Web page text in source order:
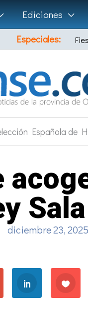
Ediciones
Especiales:
Española de
diciembre 23, 2025